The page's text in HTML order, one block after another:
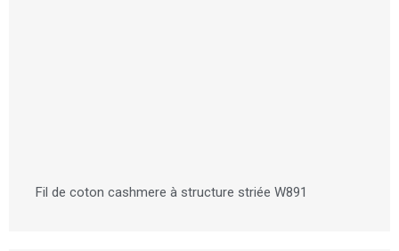
Fil de coton cashmere à structure striée W891